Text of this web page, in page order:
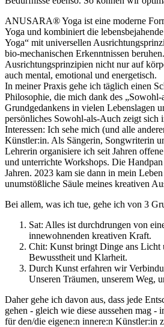
ANUSARA® Yoga ist eine moderne
Yoga und kombiniert die
Yoga“ mit universellen
bio-mechanischen Erkenntnissen
Ausrichtungsprinzipien nicht nur auf
auch mental, emotional und energetisch.
In meiner Praxis gehe ich täglich einen
Philosophie, die mich dank des
Grundgedankens in vielen Lebenslagen
persönliches Sowohl-als-Auch zeigt sich
Interessen: Ich sehe mich (und alle
Künstler:in. Als Sängerin, Songwriterin
Lehrerin organisiere ich seit Jahren
und unterrichte Workshops. Die
Jahren. 2023 kam sie dann in mein
unumstößliche Säule meines kreativen
Bei allem, was ich tue, gehe ich von 3
Sat: Alles ist durchdrungen von
innewohnenden kreativen Kraft.
Chit: Kunst bringt Dinge ans Licht
Bewusstheit und Klarheit.
Durch Kunst erfahren wir
Unseren Träumen, unserem Weg,
Daher gehe ich davon aus, dass jede
gehen - gleich wie diese aussehen mag -
für den/die eigene:n innere:n Künstler:in